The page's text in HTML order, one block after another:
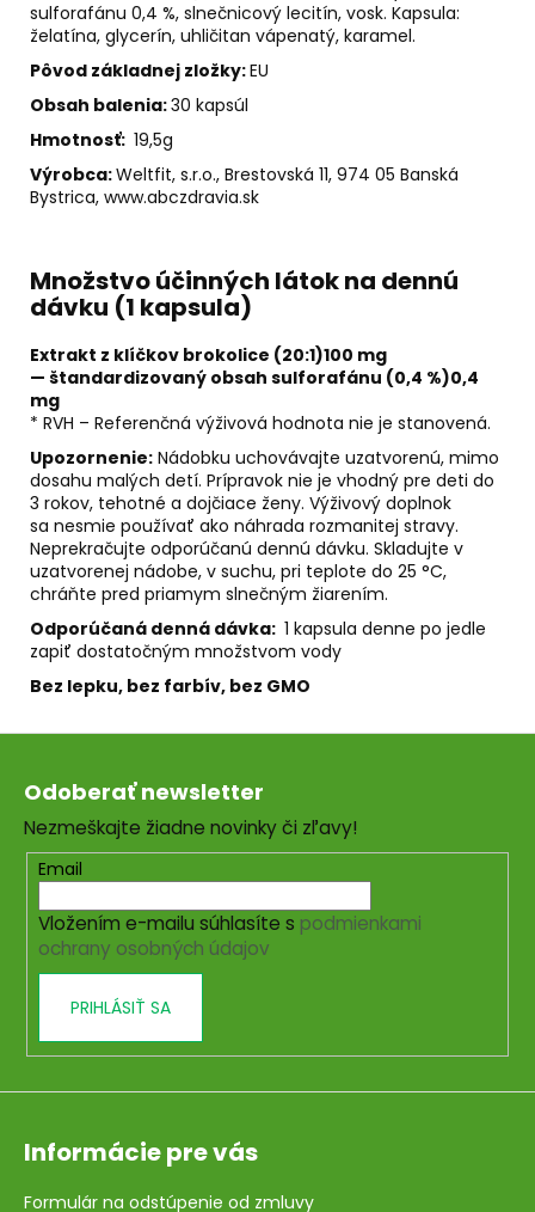
sulforafánu 0,4 %, slnečnicový lecitín, vosk. Kapsula:
želatína, glycerín, uhličitan vápenatý, karamel.
Pôvod základnej zložky:EU
Obsah balenia:30 kapsúl
Hmotnosť: 19,5g
Výrobca:Weltfit, s.r.o., Brestovská 11, 974 05 Banská
Bystrica, www.abczdravia.sk
Množstvo účinných látok na dennú
dávku (1 kapsula)
Extrakt z klíčkov brokolice (20:1)100 mg
— štandardizovaný obsah sulforafánu (0,4 %)0,4
mg
* RVH – Referenčná výživová hodnota nie je stanovená.
Upozornenie: Nádobku uchovávajte uzatvorenú, mimo
dosahu malých detí. Prípravok nie je vhodný pre deti do
3 rokov, tehotné a dojčiace ženy. Výživový doplnok
sa nesmie používať ako náhrada rozmanitej stravy.
Neprekračujte odporúčanú dennú dávku. Skladujte v
uzatvorenej nádobe, v suchu, pri teplote do 25 °C,
chráňte pred priamym slnečným žiarením.
Odporúčaná denná dávka: 1 kapsula denne po jedle
zapiť dostatočným množstvom vody
Bez lepku, bez farbív, bez GMO
Z
Odoberať newsletter
Nezmeškajte žiadne novinky či zľavy!
Email
Vložením e-mailu súhlasíte s podmienkami
ochrany osobných údajov
PRIHLÁSIŤ SA
Informácie pre vás
Formulár na odstúpenie od zmluvy